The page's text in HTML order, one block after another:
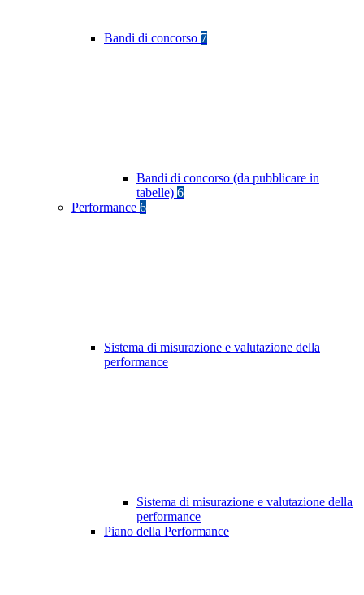
Bandi di concorso 7
Bandi di concorso (da pubblicare in
tabelle) 6
Performance 6
Sistema di misurazione e valutazione della
performance
Sistema di misurazione e valutazione della
performance
Piano della Performance